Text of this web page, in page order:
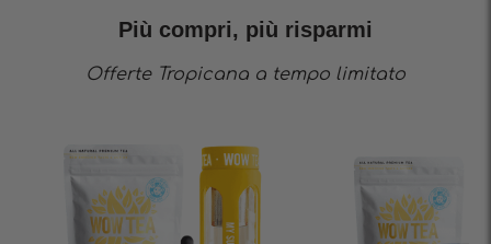
Più compri, più risparmi
Offerte Tropicana a tempo limitato